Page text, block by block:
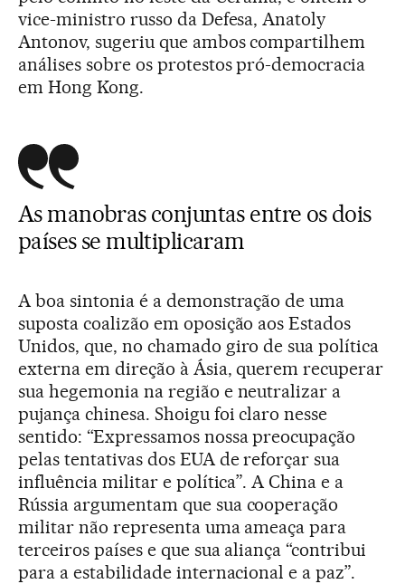
vice-ministro russo da Defesa, Anatoly
Antonov, sugeriu que ambos compartilhem
análises sobre os protestos pró-democracia
em Hong Kong.
As manobras conjuntas entre os dois
países se multiplicaram
A boa sintonia é a demonstração de uma
suposta coalizão em oposição aos Estados
Unidos, que, no chamado giro de sua política
externa em direção à Ásia, querem recuperar
sua hegemonia na região e neutralizar a
pujança chinesa. Shoigu foi claro nesse
sentido: “Expressamos nossa preocupação
pelas tentativas dos EUA de reforçar sua
influência militar e política”. A China e a
Rússia argumentam que sua cooperação
militar não representa uma ameaça para
terceiros países e que sua aliança “contribui
para a estabilidade internacional e a paz”.